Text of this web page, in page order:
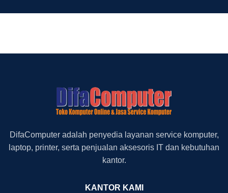
DifaComputer adalah penyedia layanan service komputer,
laptop, printer, serta penjualan aksesoris IT dan kebutuhan
kantor.
KANTOR KAMI